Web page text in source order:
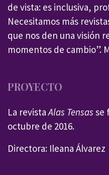
de vista: es inclusiva,
Necesitamos más
que nos den una visión
momentos de cambio”.
PROYECTO
La revistaAlas Tensas se
octubre de 2016.
Directora: Ileana Álvarez